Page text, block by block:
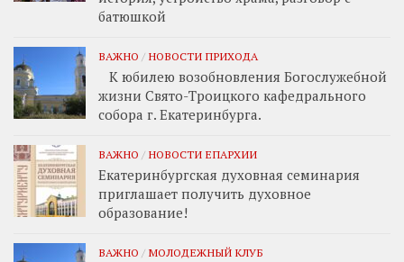
батюшкой
ВАЖНО / НОВОСТИ ПРИХОДА
К юбилею возобновления Богослужебной
жизни Свято-Троицкого кафедрального
собора г. Екатеринбурга.
ВАЖНО / НОВОСТИ ЕПАРХИИ
Екатеринбургская духовная семинария
приглашает получить духовное
образование!
ВАЖНО / МОЛОДЕЖНЫЙ КЛУБ